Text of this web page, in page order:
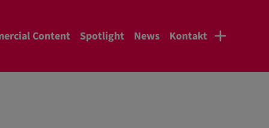
Content Spotlight News Kontakt